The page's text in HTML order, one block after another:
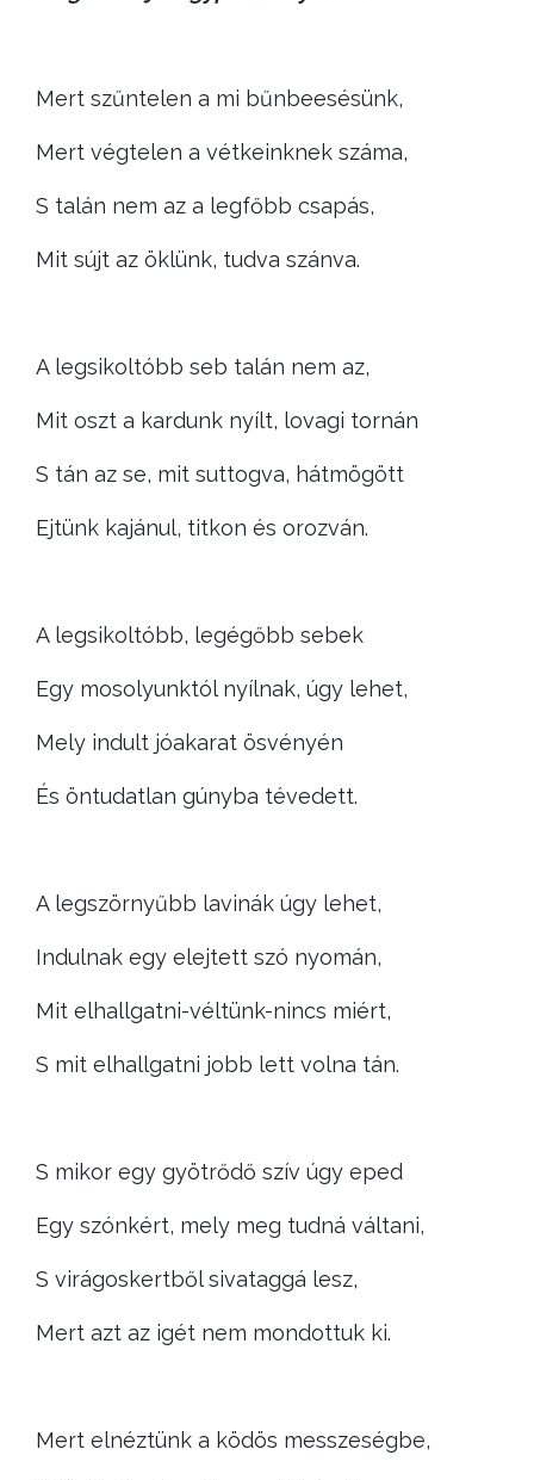
Mert szűntelen a mi bűnbeesésünk,
Mert végtelen a vétkeinknek száma,
S talán nem az a legfőbb csapás,
Mit sújt az öklünk, tudva szánva.
A legsikoltóbb seb talán nem az,
Mit oszt a kardunk nyílt, lovagi tornán
S tán az se, mit suttogva, hátmögött
Ejtünk kajánul, titkon és orozván.
A legsikoltóbb, legégőbb sebek
Egy mosolyunktól nyílnak, úgy lehet,
Mely indult jóakarat ösvényén
És öntudatlan gúnyba tévedett.
A legszörnyűbb lavinák úgy lehet,
Indulnak egy elejtett szó nyomán,
Mit elhallgatni-véltünk-nincs miért,
S mit elhallgatni jobb lett volna tán.
S mikor egy gyötrődő szív úgy eped
Egy szónkért, mely meg tudná váltani,
S virágoskertből sivataggá lesz,
Mert azt az igét nem mondottuk ki.
Mert elnéztünk a ködös messzeségbe,